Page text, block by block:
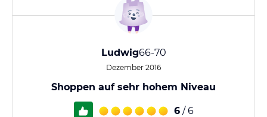
Ludwig66-70
Dezember 2016
Shoppen auf sehr hohem Niveau
6 / 6